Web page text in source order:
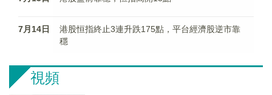
7月14日
港股恒指終止3連升跌175點，平台經濟股逆市靠
穩
視頻